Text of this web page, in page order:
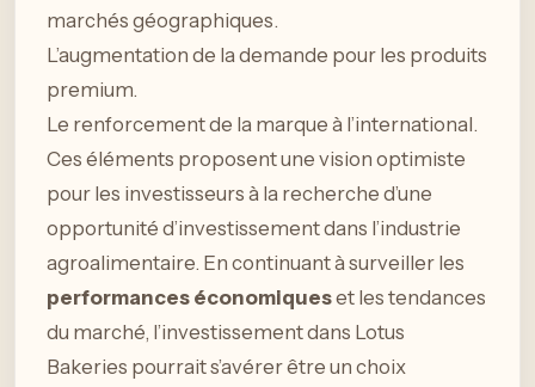
marchés géographiques.
L’augmentation de la demande pour les produits
premium.
Le renforcement de la marque à l’international.
Ces éléments proposent une vision optimiste
pour les investisseurs à la recherche d’une
opportunité d’investissement dans l’industrie
agroalimentaire. En continuant à surveiller les
performances économiqueset les tendances
du marché, l’investissement dans Lotus
Bakeries pourrait s’avérer être un choix